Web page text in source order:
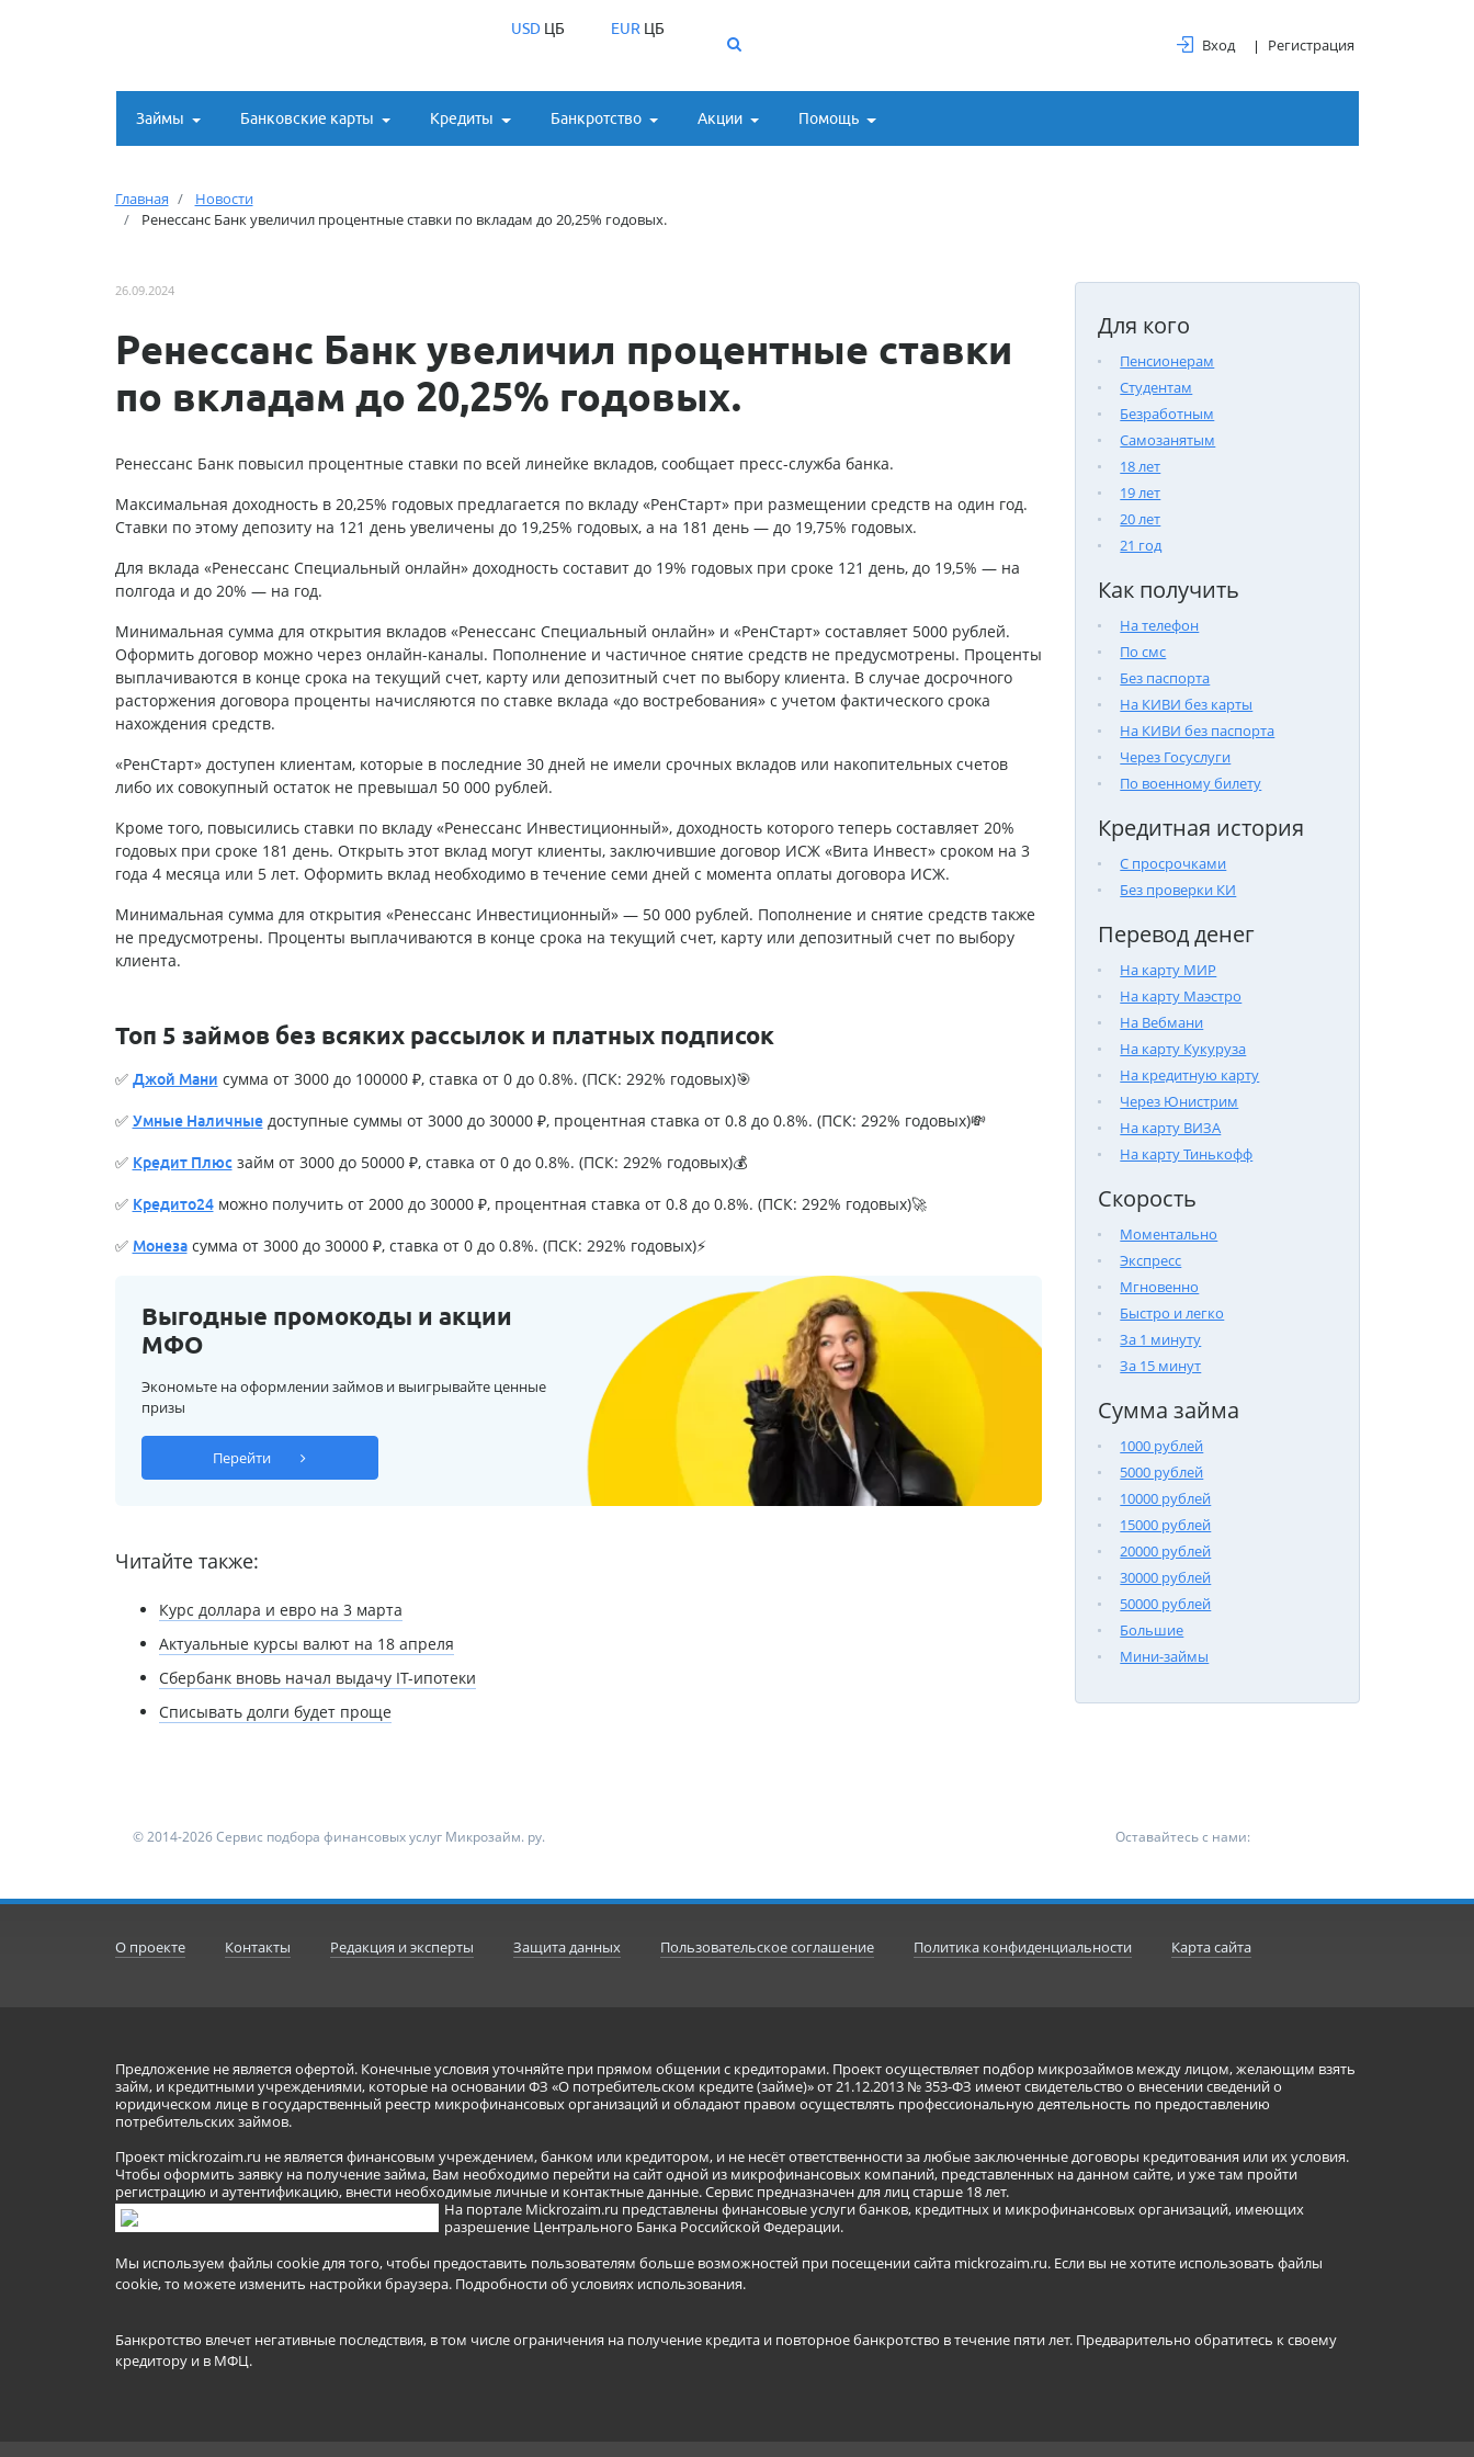
USDЦБ EUR ЦБ
Вход Регистрация
Займы Банковские карты Кредиты Банкротство Акции Помощь
Главная
Новости
Ренессанс Банк увеличил процентные ставки по вкладам до 20,25% годовых.
Для кого
Пенсионерам
Студентам
Безработным
Самозанятым
18 лет
19 лет
20 лет
21 год
Как получить
На телефон
По смс
Без паспорта
На КИВИ без карты
На КИВИ без паспорта
Через Госуслуги
По военному билету
Кредитная история
С просрочками
Без проверки КИ
Перевод денег
На карту МИР
На карту Маэстро
На Вебмани
На карту Кукуруза
На кредитную карту
Через Юнистрим
На карту ВИЗА
На карту Тинькофф
Скорость
Моментально
Экспресс
Мгновенно
Быстро и легко
За 1 минуту
За 15 минут
Сумма займа
1000 рублей
5000 рублей
10000 рублей
15000 рублей
20000 рублей
30000 рублей
50000 рублей
Большие
Мини-займы
26.09.2024
Ренессанс Банк увеличил процентные ставки
по вкладам до 20,25% годовых.
Ренессанс Банк повысил процентные ставки по всей линейке вкладов, сообщает пресс-служба банка.
Максимальная доходность в 20,25% годовых предлагается по вкладу «РенСтарт» при размещении средств на один год.
Ставки по этому депозиту на 121 день увеличены до 19,25% годовых, а на 181 день — до 19,75% годовых.
Для вклада «Ренессанс Специальный онлайн» доходность составит до 19% годовых при сроке 121 день, до 19,5% — на
полгода и до 20% — на год.
Минимальная сумма для открытия вкладов «Ренессанс Специальный онлайн» и «РенСтарт» составляет 5000 рублей.
Оформить договор можно через онлайн-каналы. Пополнение и частичное снятие средств не предусмотрены. Проценты
выплачиваются в конце срока на текущий счет, карту или депозитный счет по выбору клиента. В случае досрочного
расторжения договора проценты начисляются по ставке вклада «до востребования» с учетом фактического срока
нахождения средств.
«РенСтарт» доступен клиентам, которые в последние 30 дней не имели срочных вкладов или накопительных счетов
либо их совокупный остаток не превышал 50 000 рублей.
Кроме того, повысились ставки по вкладу «Ренессанс Инвестиционный», доходность которого теперь составляет 20%
годовых при сроке 181 день. Открыть этот вклад могут клиенты, заключившие договор ИСЖ «Вита Инвест» сроком на 3
года 4 месяца или 5 лет. Оформить вклад необходимо в течение семи дней с момента оплаты договора ИСЖ.
Минимальная сумма для открытия «Ренессанс Инвестиционный» — 50 000 рублей. Пополнение и снятие средств также
не предусмотрены. Проценты выплачиваются в конце срока на текущий счет, карту или депозитный счет по выбору
клиента.
Топ 5 займов без всяких рассылок и платных подписок
✅ Джой Мани сумма от 3000 до 100000 ₽, ставка от 0 до 0.8%. (ПСК: 292% годовых)🎯
✅ Умные Наличныедоступные суммы от 3000 до 30000 ₽, процентная ставка от 0.8 до 0.8%. (ПСК: 292% годовых)💸
✅ Кредит Плюсзайм от 3000 до 50000 ₽, ставка от 0 до 0.8%. (ПСК: 292% годовых)💰
✅ Кредито24можно получить от 2000 до 30000 ₽, процентная ставка от 0.8 до 0.8%. (ПСК: 292% годовых)🚀
✅ Монезасумма от 3000 до 30000 ₽, ставка от 0 до 0.8%. (ПСК: 292% годовых)⚡
Выгодные промокоды и акции
МФО
Экономьте на оформлении займов и выигрывайте ценные
призы
Перейти
Читайте также:
Курс доллара и евро на 3 марта
Актуальные курсы валют на 18 апреля
Сбербанк вновь начал выдачу IT-ипотеки
Списывать долги будет проще
© 2014-2026 Сервис подбора финансовых услуг Микрозайм. ру. Оставайтесь с нами:
О проекте Контакты Редакция и эксперты Защита данных Пользовательское соглашение Политика конфиденциальности Карта сайта
Предложение не является офертой. Конечные условия уточняйте при прямом общении с кредиторами. Проект осуществляет подбор микрозаймов между лицом, желающим взять
займ, и кредитными учреждениями, которые на основании ФЗ «О потребительском кредите (займе)» от 21.12.2013 № 353-ФЗ имеют свидетельство о внесении сведений о
юридическом лице в государственный реестр микрофинансовых организаций и обладают правом осуществлять профессиональную деятельность по предоставлению
потребительских займов.
Проект mickrozaim.ru не является финансовым учреждением, банком или кредитором, и не несёт ответственности за любые заключенные договоры кредитования или их условия.
Чтобы оформить заявку на получение займа, Вам необходимо перейти на сайт одной из микрофинансовых компаний, представленных на данном сайте, и уже там пройти
регистрацию и аутентификацию, внести необходимые личные и контактные данные. Сервис предназначен для лиц старше 18 лет.
На портале Mickrozaim.ru представлены финансовые услуги банков, кредитных и микрофинансовых организаций, имеющих
разрешение Центрального Банка Российской Федерации.
Мы используем файлы cookie для того, чтобы предоставить пользователям больше возможностей при посещении сайта mickrozaim.ru. Если вы не хотите использовать файлы
cookie, то можете изменить настройки браузера. Подробности об условиях использования.
Банкротство влечет негативные последствия, в том числе ограничения на получение кредита и повторное банкротство в течение пяти лет. Предварительно обратитесь к своему
кредитору и в МФЦ.